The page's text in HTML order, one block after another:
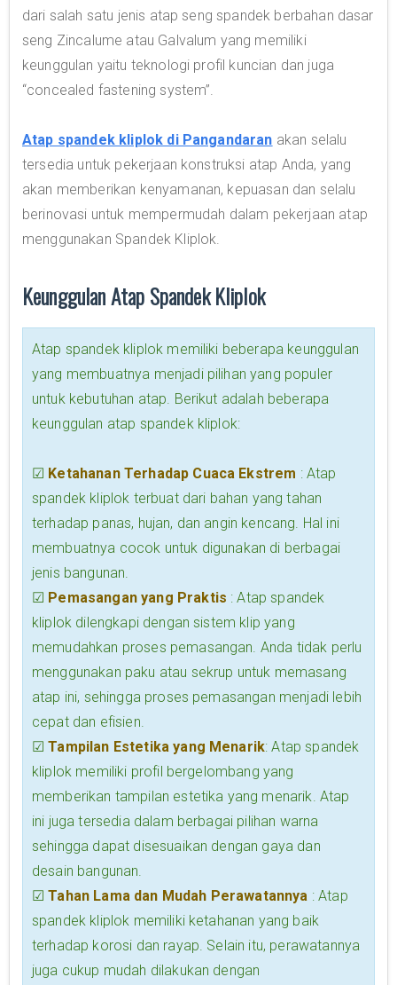
dari salah satu jenis atap seng spandek berbahan dasar
seng Zincalume atau Galvalum yang memiliki
keunggulan yaitu teknologi profil kuncian dan juga
“concealed fastening system”.
Atap spandek kliplok di Pangandaran akan selalu
tersedia untuk pekerjaan konstruksi atap Anda, yang
akan memberikan kenyamanan, kepuasan dan selalu
berinovasi untuk mempermudah dalam pekerjaan atap
menggunakan Spandek Kliplok.
Keunggulan Atap Spandek Kliplok
Atap spandek kliplok memiliki beberapa keunggulan
yang membuatnya menjadi pilihan yang populer
untuk kebutuhan atap. Berikut adalah beberapa
keunggulan atap spandek kliplok:
☑ Ketahanan Terhadap Cuaca Ekstrem : Atap
spandek kliplok terbuat dari bahan yang tahan
terhadap panas, hujan, dan angin kencang. Hal ini
membuatnya cocok untuk digunakan di berbagai
jenis bangunan.
☑ Pemasangan yang Praktis : Atap spandek
kliplok dilengkapi dengan sistem klip yang
memudahkan proses pemasangan. Anda tidak perlu
menggunakan paku atau sekrup untuk memasang
atap ini, sehingga proses pemasangan menjadi lebih
cepat dan efisien.
☑Tampilan Estetika yang Menarik: Atap spandek
kliplok memiliki profil bergelombang yang
memberikan tampilan estetika yang menarik. Atap
ini juga tersedia dalam berbagai pilihan warna
sehingga dapat disesuaikan dengan gaya dan
desain bangunan.
☑Tahan Lama dan Mudah Perawatannya : Atap
spandek kliplok memiliki ketahanan yang baik
terhadap korosi dan rayap. Selain itu, perawatannya
juga cukup mudah dilakukan dengan